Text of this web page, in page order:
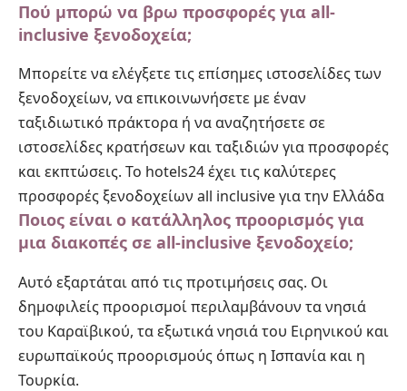
Πού μπορώ να βρω προσφορές για all-
inclusive ξενοδοχεία;
Μπορείτε να ελέγξετε τις επίσημες ιστοσελίδες των
ξενοδοχείων, να επικοινωνήσετε με έναν
ταξιδιωτικό πράκτορα ή να αναζητήσετε σε
ιστοσελίδες κρατήσεων και ταξιδιών για προσφορές
και εκπτώσεις. Το hotels24 έχει τις καλύτερες
προσφορές ξενοδοχείων all inclusive για την Ελλάδα
Ποιος είναι ο κατάλληλος προορισμός για
μια διακοπές σε all-inclusive ξενοδοχείο;
Αυτό εξαρτάται από τις προτιμήσεις σας. Οι
δημοφιλείς προορισμοί περιλαμβάνουν τα νησιά
του Καραϊβικού, τα εξωτικά νησιά του Ειρηνικού και
ευρωπαϊκούς προορισμούς όπως η Ισπανία και η
Τουρκία.